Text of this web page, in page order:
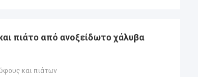
πιάτο από ανοξείδωτο χάλυβα
και πιάτων